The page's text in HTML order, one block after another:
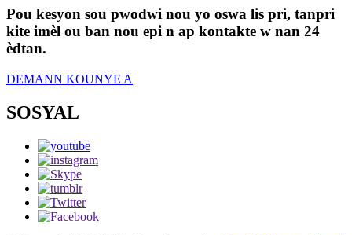
Pou kesyon sou pwodwi nou yo oswa lis pri, tanpri
kite imèl ou ban nou epi n ap kontakte w nan 24
èdtan.
DEMANN KOUNYE A
SOSYAL